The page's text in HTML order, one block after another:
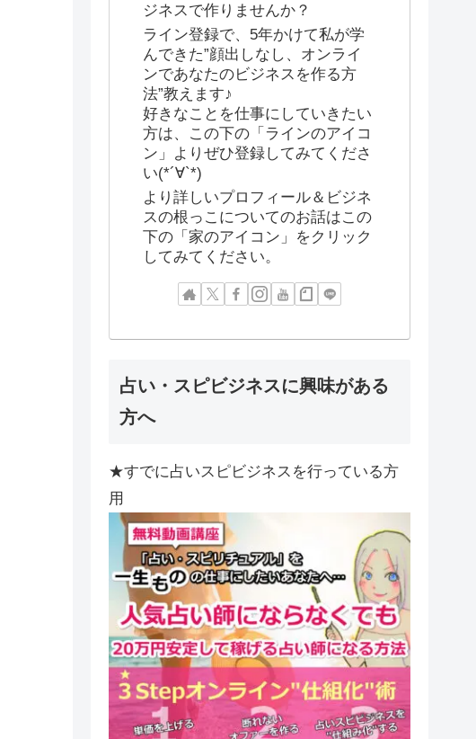
ジネスで作りませんか？
ライン登録で、5年かけて私が学
んできた”顔出しなし、オンライ
ンであなたのビジネスを作る方
法”教えます♪
好きなことを仕事にしていきたい
方は、この下の「ラインのアイコ
ン」よりぜひ登録してみてくださ
い(*´∀`*)
より詳しいプロフィール＆ビジネ
スの根っこについてのお話はこの
下の「家のアイコン」をクリック
してみてください。
占い・スピビジネスに興味がある
方へ
★すでに占いスピビジネスを行っている方
用